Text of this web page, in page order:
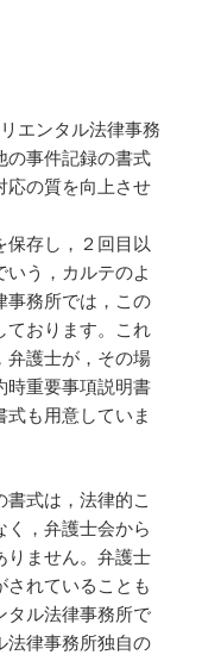
エンタル法律事務
の事件記録の書式
応の質を向上させ
保存し，２回目以
う，カルテのよ
事務所では，この
ております。これ
弁護士が，その場
時重要事項説明書
も用意していま
式は，法律的こ
く，弁護士会から
りません。弁護士
されていることも
タル法律事務所で
法律事務所独自の